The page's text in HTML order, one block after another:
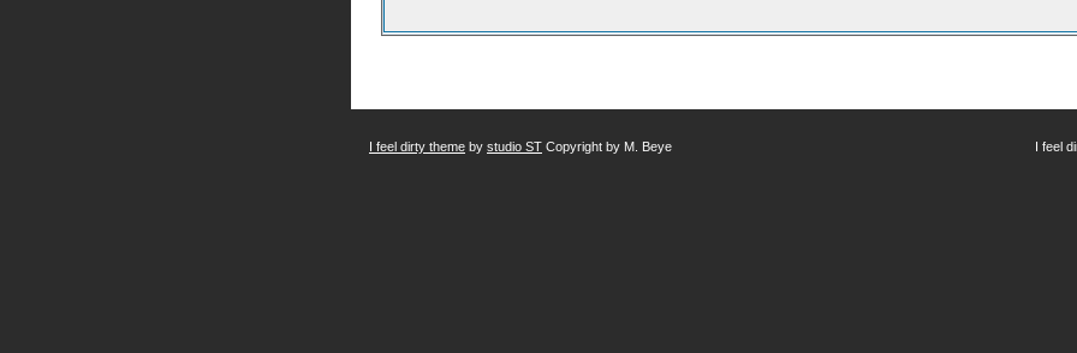
I feel
I feel dirty theme by studio ST Copyright by M. Beye